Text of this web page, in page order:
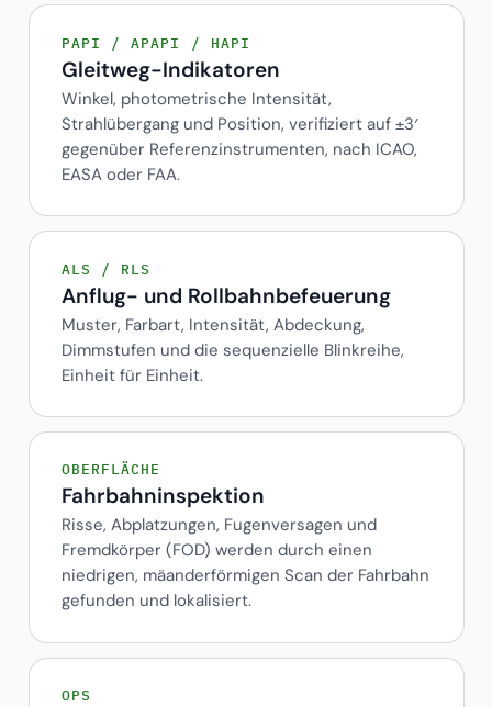
PAPI / APAPI / HAPI
Gleitweg-Indikatoren
Winkel, photometrische Intensität,
Strahlübergang und Position, verifiziert auf ±3′
gegenüber Referenzinstrumenten, nach ICAO,
EASA oder FAA.
ALS / RLS
Anflug- und Rollbahnbefeuerung
Muster, Farbart, Intensität, Abdeckung,
Dimmstufen und die sequenzielle Blinkreihe,
Einheit für Einheit.
OBERFLÄCHE
Fahrbahninspektion
Risse, Abplatzungen, Fugenversagen und
Fremdkörper (FOD) werden durch einen
niedrigen, mäanderförmigen Scan der Fahrbahn
gefunden und lokalisiert.
OPS